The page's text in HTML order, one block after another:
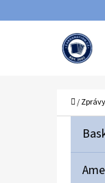
Domů
/Zprávy
K
T
Zpět
Zpět